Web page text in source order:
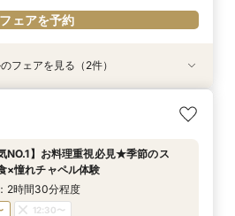
フェアを予約
すすめ★ゆったり相談会／6000坪庭
特典あり♪
12:00〜
15:00〜
ムウェディング【6～39名様までご検
数会食プラン相談会】日本庭園を一
2時間30分程度
15:00〜
フェアを見る（2件）
NO.1】お料理重視必見★季節のス
×憧れチャペル体験
2時間30分程度
12:30〜